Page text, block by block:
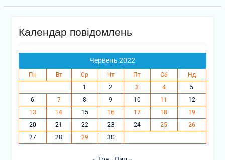
Календар повідомлень
Червень 2022
Пн Вт Ср Чт Пт Сб
Нд
1
2 3 4
5
6
7 8 9 10 11
12
13
14 15 16 17 18
19
20
21 22 23 24 25
26
27
28 29 30